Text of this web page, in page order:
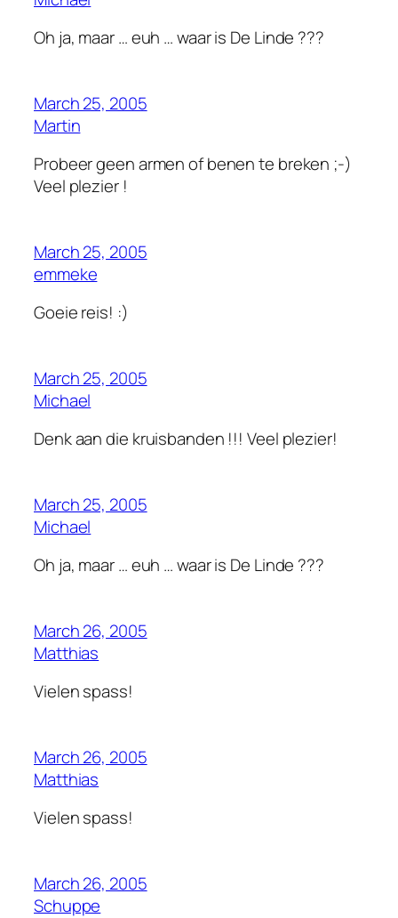
Oh ja, maar … euh … waar is De Linde ???
March 25, 2005
Martin
Probeer geen armen of benen te breken ;-)
Veel plezier !
March 25, 2005
emmeke
Goeie reis! :)
March 25, 2005
Michael
Denk aan die kruisbanden !!! Veel plezier!
March 25, 2005
Michael
Oh ja, maar … euh … waar is De Linde ???
March 26, 2005
Matthias
Vielen spass!
March 26, 2005
Matthias
Vielen spass!
March 26, 2005
Schuppe